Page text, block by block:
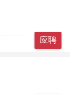
应聘